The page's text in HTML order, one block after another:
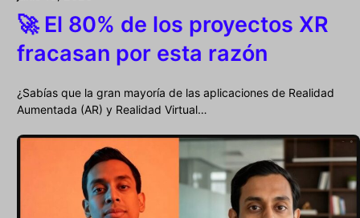
🚀 El 80% de los proyectos XR
fracasan por esta razón
¿Sabías que la gran mayoría de las aplicaciones de Realidad
Aumentada (AR) y Realidad Virtual…